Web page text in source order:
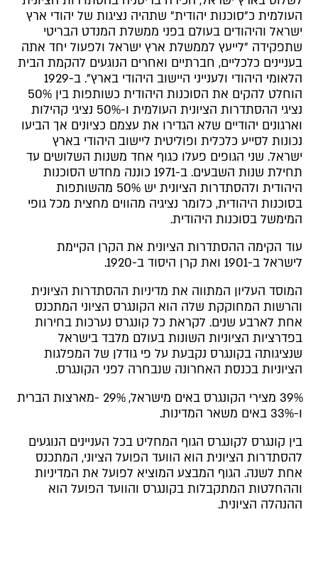
העולמית כ"סוכנות יהודית" שתהיה נציגות של יהודי ארץ
ישראל והיהודים בעולם בפני ממשלת המנדט הבריטי
שתפקידה "לייעץ לממשלת ארץ ישראל ולפעול יחד אתה
בעניינים כלכליים, חברתיים ואחרים הנוגעים להקמת הבית
הלאומי היהודי ולענייני היישוב היהודי בארץ". ב-1929
הוחלט להקים את הסוכנות היהודית כשותפות בין 50%
נציגי ההסתדרות הציונית העולמית ו-50% נציגי קהילות
וארגונים יהודיים שלא הגדירו את עצמם כציונים אך הביעו
נכונות לסייע כלכלית ופוליטית ליישוב היהודי בארץ
ישראל. שני הגופים פעלו כגוף אחד משנות השלושים עד
תחילת שנות השבעים. ב-1971 כוננה מחדש הסוכנות
היהודית ולהסתדרות הציונית יש 50% מהשותפות
בסוכנות היהודית, כלומר נציגיה מהווים מחצית מכל גופי
המימשל בסוכנות היהודית.
עוד הקימה ההסתדרות הציונית את הקרן הקיימת
לישראל ב-1901 ואת קרן היסוד ב-1920.
המוסד העליון המתווה את מדיניות ההסתדרות הציונית
והרשות המחוקקת שלה הוא הקונגרס הציוני המתכנס
אחת לארבע שנים. לקראת כל קונגרס נערכות בחירות
בפדרציות הציוניות השונות בעולם מלבד בישראל
שנציגותה בקונגרס נקבעת על פי גודלן של המפלגות
הציוניות בכנסת האחרונה שנבחרה לפני הקונגרס.
39% מצירי הקונגרס באים מישראל, 29% -מארצות הברית
ו-33% באים משאר המדינות.
בין קונגרס לקונגרס הגוף המחליט בכל העניינים הנוגעים
להסתדרות הציונית הוא הוועד הפועל הציוני, המתכנס
אחת לשנה. הגוף המבצע המוציא לפועל את המדיניות
וההחלטות המתקבלות בקונגרס והוועד הפועל הוא
ההנהלה הציונית.